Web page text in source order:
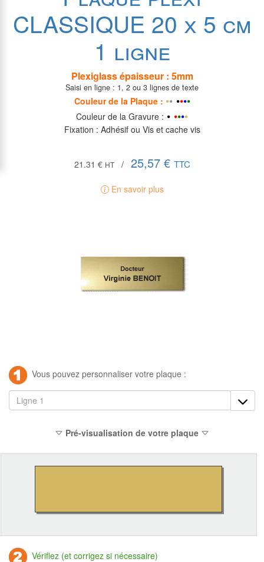
CLASSIQUE 20 x 5 cm
1 ligne
Plexiglass épaisseur : 5mm
Saisi en ligne : 1, 2 ou 3 lignes de texte
Couleur de la Plaque : ••• ••••
Couleur de la Gravure : • ••••
Fixation : Adhésif ou Vis et cache vis
21.31 € HT / 25,57 € TTC
En savoir plus
Vous pouvez personnaliser votre plaque :
Pré-visualisation de votre plaque
Vérifiez (et corrigez si nécessaire)